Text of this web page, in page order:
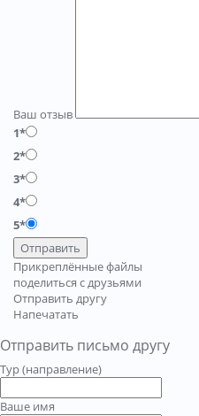
Ваш отзыв
1*
2*
3*
4*
5*
Отправить
Прикреплённые файлы
поделиться с друзьями
Отправить другу
Напечатать
Отправить письмо другу
Тур (направление)
Ваше имя